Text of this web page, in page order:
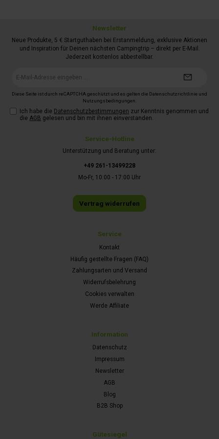
Service-Hotline
Unterstützung und Beratung unter:
+49 261-13499228
Mo-Fr, 10:00 - 17:00 Uhr
Vertrag widerrufen
Service
Kontakt
Häufig gestellte Fragen (FAQ)
Zahlungsarten und Versand
Widerrufsbelehrung
Cookies verwalten
Werde Affiliate
Information
Datenschutz
Impressum
Newsletter
AGB
Blog
B2B Shop
Gütesiegel
Newsletter
Neue Produkte, 5 € Startguthaben bei Erstanmeldung, exklusive Aktionen
und Inspiration für Deinen nächsten Campingtrip – direkt per E-Mail.
Jederzeit kostenlos abbestellbar.
Diese Seite ist durch reCAPTCHA geschützt und es gelten die Datenschutzrichtlinie und
Nutzungsbedingungen.
Ich habe die Datenschutzbestimmungen zur Kenntnis genommen und
die AGB gelesen und bin mit ihnen einverstanden.